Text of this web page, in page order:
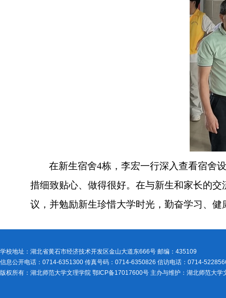
在新生宿舍4栋，李宏一行深入查看宿舍
措细致贴心、做得很好。在与新生和家长的交
议，并勉励新生珍惜大学时光，勤奋学习、
学校地址：湖北省黄石市经济技术开发区金山大道东666号 邮编：435109
信息公开电话：0714-6351300 传真号码：0714-6350826 信访电话：0714-
版权所有：湖北师范大学文理学院 鄂ICP备17017600号 主办与维护：湖北师范大学